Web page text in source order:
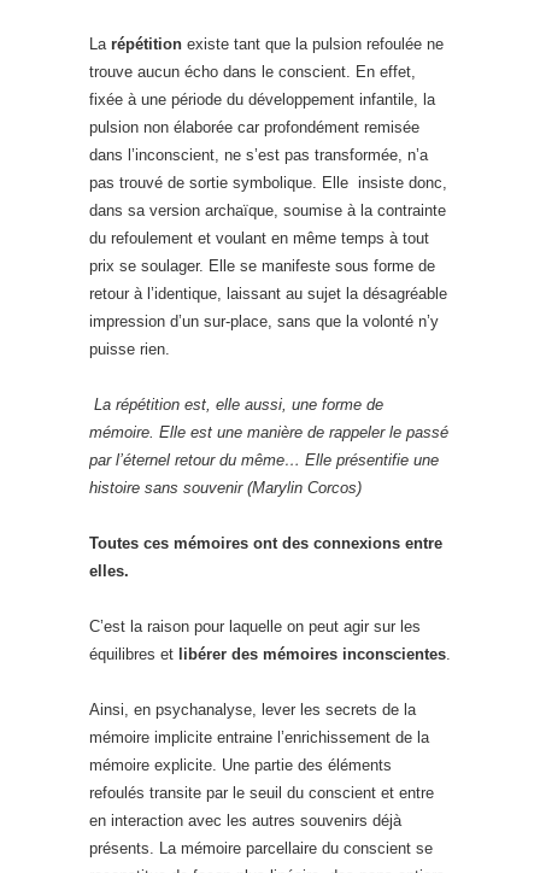
La répétition existe tant que la pulsion refoulée ne
trouve aucun écho dans le conscient. En effet,
fixée à une période du développement infantile, la
pulsion non élaborée car profondément remisée
dans l’inconscient, ne s’est pas transformée, n’a
pas trouvé de sortie symbolique. Elle insiste donc,
dans sa version archaïque, soumise à la contrainte
du refoulement et voulant en même temps à tout
prix se soulager. Elle se manifeste sous forme de
retour à l’identique, laissant au sujet la désagréable
impression d’un sur-place, sans que la volonté n’y
puisse rien.
La répétition est, elle aussi, une forme de
mémoire. Elle est une manière de rappeler le passé
par l’éternel retour du même… Elle présentifie une
histoire sans souvenir (Marylin Corcos)
Toutes ces mémoires ont des connexions entre
elles.
C’est la raison pour laquelle on peut agir sur les
équilibres et libérer des mémoires inconscientes.
Ainsi, en psychanalyse, lever les secrets de la
mémoire implicite entraine l’enrichissement de la
mémoire explicite. Une partie des éléments
refoulés transite par le seuil du conscient et entre
en interaction avec les autres souvenirs déjà
présents. La mémoire parcellaire du conscient se